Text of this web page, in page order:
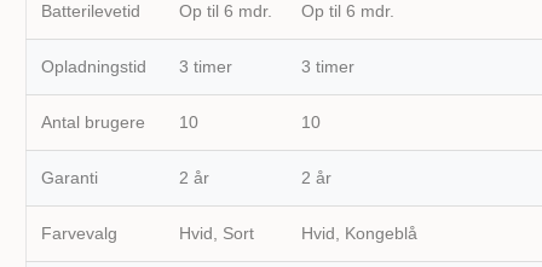
Batterilevetid Op til 6 mdr. Op til 6 mdr.
Opladningstid 3 timer 3 timer
Antal brugere 10 10
Garanti 2 år 2 år
Farvevalg Hvid, Sort Hvid, Kongeblå